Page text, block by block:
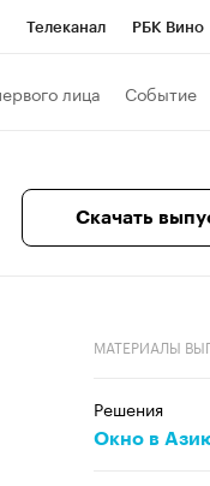
Телеканал РБК Вино
Рынок наличной валюты
лица Событие
Скачать
МАТЕРИАЛЫ
Решения
Окно в